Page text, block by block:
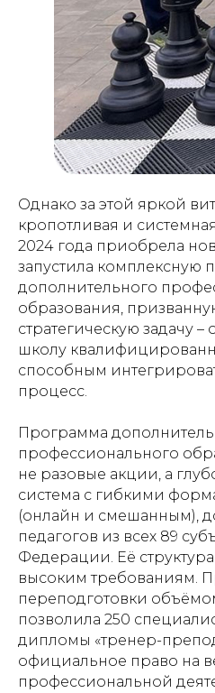
Однако за этой яркой
кропотливая и
2024 года приобрела
запустила комплексную
дополнительного
образования,
стратегическую задачу
школу
способным
процесс.
Программа
профессионального
не разовые акции, а
система с гибкими
(онлайн и смешанным),
педагогов из всех 89
Федерации. Её
высоким требованиям.
переподготовки
позволила 250
дипломы «тренер-
официальное право на
профессиональной